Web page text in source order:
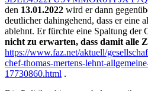
den 13.01.2022 wird er dann
deutlicher dahingehend, dass er eine
ablehnt. Er fürchte eine Spaltung der
nicht zu erwarten, dass damit alle
https://www.faz.net/aktuell/
chef-thomas-mertens-lehnt-
17730860.html .